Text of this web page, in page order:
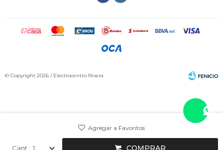
1 COMPRAR
© Copyright 2026 / Electrocentro Rivera